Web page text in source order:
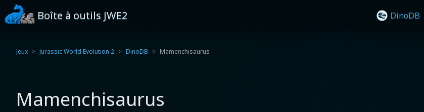
Boîte à outils JWE2 DinoDB
Jeux Jurassic World Evolution 2 DinoDB Mamenchisaurus
Mamenchisaurus